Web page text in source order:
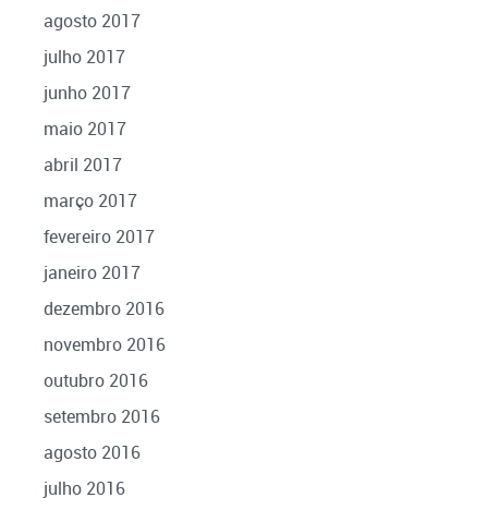
agosto 2017
julho 2017
junho 2017
maio 2017
abril 2017
março 2017
fevereiro 2017
janeiro 2017
dezembro 2016
novembro 2016
outubro 2016
setembro 2016
agosto 2016
julho 2016